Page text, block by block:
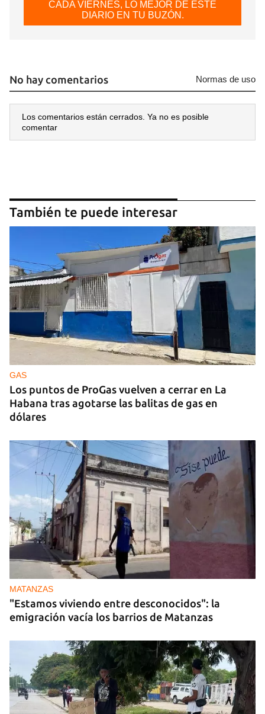
CADA VIERNES, LO MEJOR DE ESTE
DIARIO EN TU BUZÓN.
No hay comentarios Normas de uso
Los comentarios están cerrados. Ya no es posible
comentar
También te puede interesar
GAS
Los puntos de ProGas vuelven a cerrar en La
Habana tras agotarse las balitas de gas en
dólares
MATANZAS
"Estamos viviendo entre desconocidos": la
emigración vacía los barrios de Matanzas